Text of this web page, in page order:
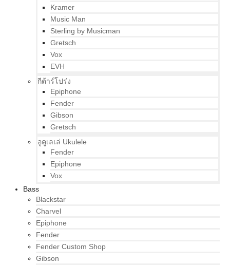
Kramer
Music Man
Sterling by Musicman
Gretsch
Vox
EVH
กีต้าร์โปร่ง
Epiphone
Fender
Gibson
Gretsch
อูคูเลเล่ Ukulele
Fender
Epiphone
Vox
Bass
Blackstar
Charvel
Epiphone
Fender
Fender Custom Shop
Gibson